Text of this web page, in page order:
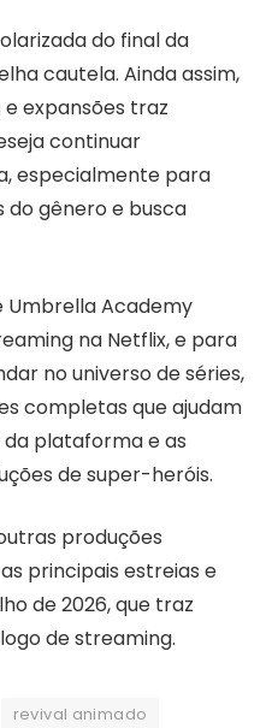
do final da
cautela. Ainda assim,
expansões traz
continuar
especialmente para
do gênero e busca
Umbrella Academy
na Netflix, e para
no universo de séries,
completas que ajudam
plataforma e as
de super-heróis.
produções
principais estreias e
de 2026, que traz
de streaming.
revival animado